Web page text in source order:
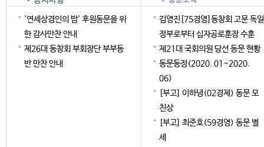
'연세상경인의 밤' 후원동문을 위
한 감사만찬 안내
제26대 동창회 부회장단 부부동
반 만찬 안내
김영진[75경영]동창회 고문 독일
정부로부터 십자공로훈장 수훈
제21대 국회의원 당선 동문 현황
동문동정(2020. 01~2020.
06)
[부고] 이하녕(02경제) 동문 모
친상
[부고] 최준호(59경영) 동문 별
세